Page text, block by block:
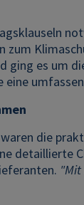
ging es um
eine
die
detaillierte
"Mit